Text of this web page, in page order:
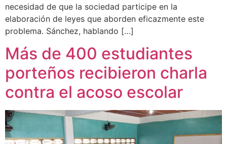
necesidad de que la sociedad participe en la
elaboración de leyes que aborden eficazmente este
problema. Sánchez, hablando […]
Más de 400 estudiantes
porteños recibieron charla
contra el acoso escolar